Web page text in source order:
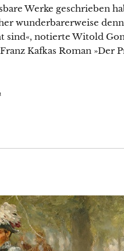
Werke geschrieben
wunderbarerweise
sind«, notierte Witold
Kafkas Roman »Der